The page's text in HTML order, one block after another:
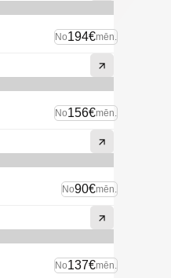
No194€mēn.
No156€mēn.
No90€mēn.
No137€mēn.